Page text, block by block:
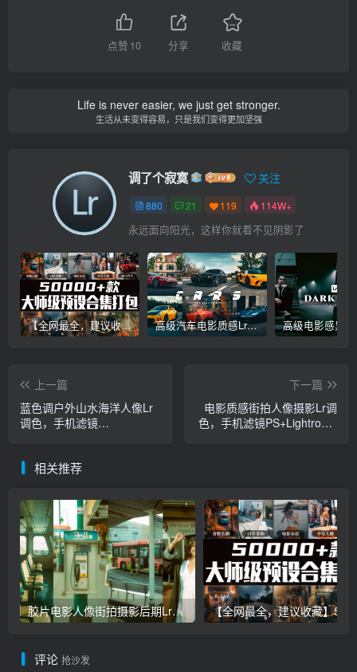
点赞 10 分享 收藏
Life is never easier, we just get stronger.
生活从未变得容易，只是我们变得更加坚强
调了个寂寞 关注
880 21 119 114W+
永远面向阳光，这样你就看不见阴影了
【全网最全，建议收藏】5万多款Lr顶级调色预设合集，精心整理，分类清晰，摄影师调色师必备素材，够用一辈子！ 高级汽车电影质感Lr调色教程，手机滤镜PS+Lightroom预设下载！
上一篇
蓝色调户外山水海洋人像Lr
调色，手机滤镜
下一篇
电影质感街拍人像摄影Lr调
色，手机滤镜PS+Lightroom
相关推荐
胶片电影人像街拍摄影后期Lr调色教程，手机滤镜PS+Lightroom预设下载！
评论 抢沙发